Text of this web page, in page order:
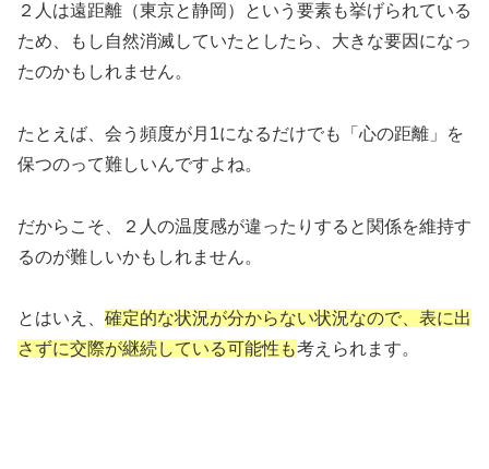
２人は遠距離（東京と静岡）という要素も挙げられている
ため、もし自然消滅していたとしたら、大きな要因になっ
たのかもしれません。
たとえば、会う頻度が月1になるだけでも「心の距離」を
保つのって難しいんですよね。
だからこそ、２人の温度感が違ったりすると関係を維持す
るのが難しいかもしれません。
とはいえ、 確定的な状況が分からない状況なので、表に出
さずに交際が継続している可能性も考えられます。